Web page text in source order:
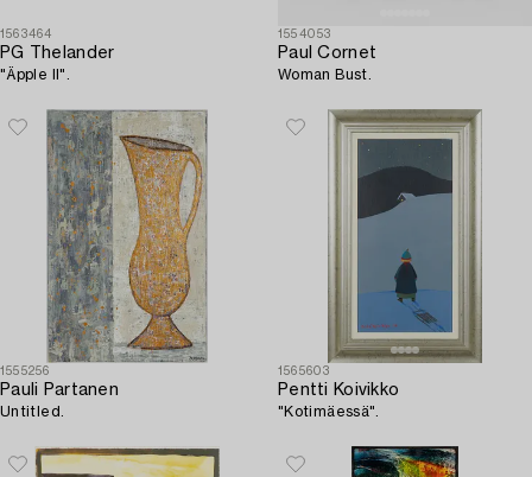
1563464
PG Thelander
"Äpple II".
1554053
Paul Cornet
Woman Bust.
1555256
Pauli Partanen
Untitled.
1565603
Pentti Koivikko
"Kotimäessä".